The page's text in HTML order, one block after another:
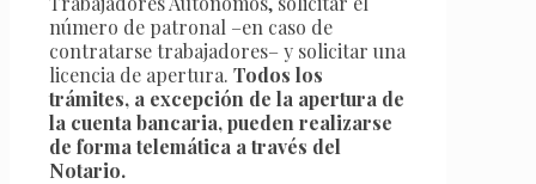
número de patronal –en caso de
contratarse trabajadores– y solicitar una
licencia de apertura. Todos los
trámites, a excepción de la apertura de
la cuenta bancaria, pueden realizarse
de forma telemática a través del
Notario.